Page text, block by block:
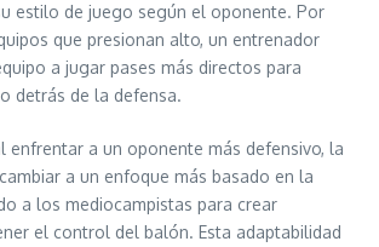
estilo de juego según el oponente. Por
que presionan alto, un entrenador
a jugar pases más directos para
detrás de la defensa.
enfrentar a un oponente más defensivo, la
a un enfoque más basado en la
a los mediocampistas para crear
el control del balón. Esta adaptabilidad